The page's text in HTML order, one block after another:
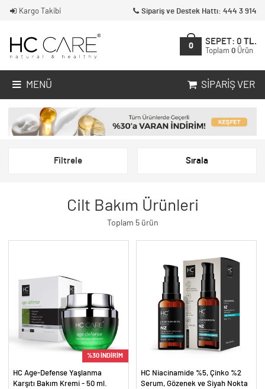
Kargo Takibi Sipariş ve Destek Hattı: 444 3 914
0
SEPET: 0 TL.
Toplam 0 Ürün
MENÜ SIPARIŞ VER
Filtrele Sırala
Cilt Bakım Ürünleri
Toplam 5 ürün
%30 İNDİRİM
HC Age-Defense Yaşlanma
Karşıtı Bakım Kremi - 50 ml.
HC Niacinamide %5, Çinko %2
Serum, Gözenek ve Siyah Nokta